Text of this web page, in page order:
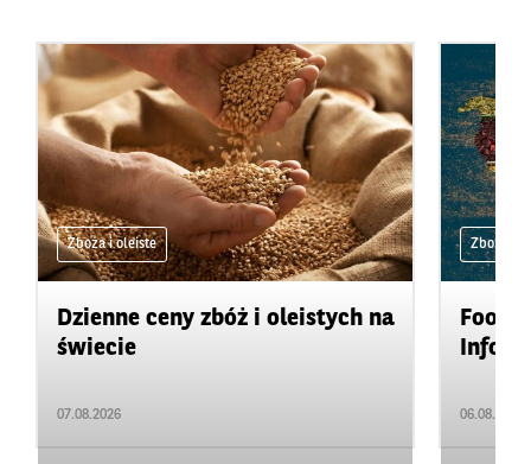
Zboża i oleiste
Dzienne ceny zbóż i oleistych na
świecie
07.08.2026
Zboża i
06.08.2026